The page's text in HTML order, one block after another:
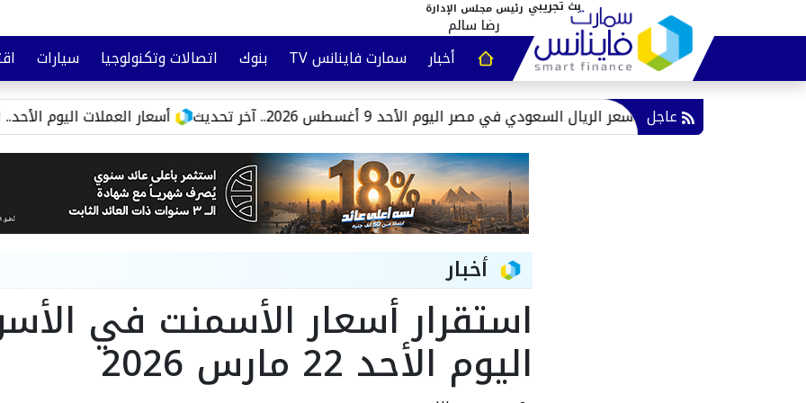
رئيس مجلس الإدارة
رضا سالم
أخبار
سمارت فاينانس TV بنوك اتصالات وتكنولوجيا سيارات
عقارات وتأمين
وعي مالي عاجل أسعار العملات اليوم الأحد.. اليورو سعر الريال السعودي في مصر اليوم الأحد 9 أغسطس 2026.. آخر تحديث
أخبار
استقرار أسعار الأسمنت في
اليوم الأحد 22 مارس 2026